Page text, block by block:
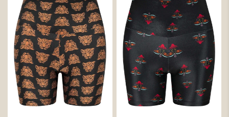
SHINY
PODER
DA
SELVA
BLACK
CIRRÉ
KALI